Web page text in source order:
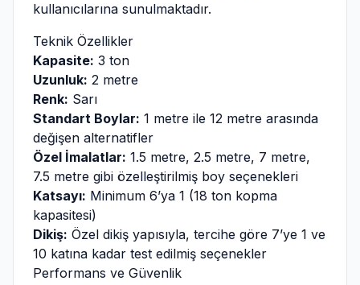
kullanıcılarına sunulmaktadır.
Teknik Özellikler
Kapasite: 3 ton
Uzunluk: 2 metre
Renk: Sarı
Standart Boylar: 1 metre ile 12 metre arasında
değişen alternatifler
Özel İmalatlar: 1.5 metre, 2.5 metre, 7 metre,
7.5 metre gibi özelleştirilmiş boy seçenekleri
Katsayı: Minimum 6’ya 1 (18 ton kopma
kapasitesi)
Dikiş: Özel dikiş yapısıyla, tercihe göre 7’ye 1 ve
10 katına kadar test edilmiş seçenekler
Performans ve Güvenlik